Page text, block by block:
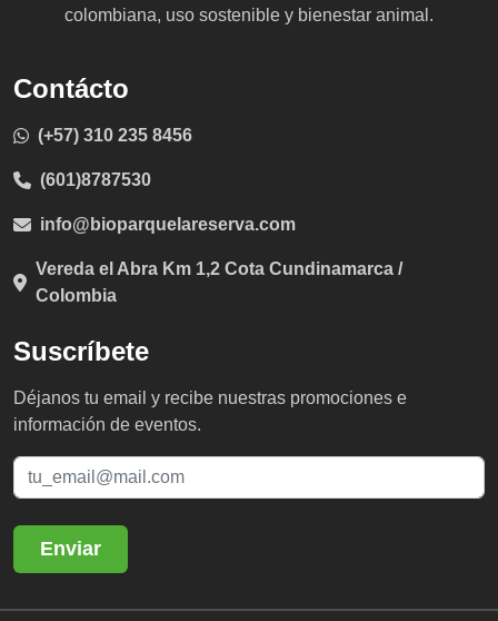
colombiana, uso sostenible y bienestar animal.
Contácto
(+57) 310 235 8456
(601)8787530
info@bioparquelareserva.com
Vereda el Abra Km 1,2 Cota Cundinamarca /
Colombia
Suscríbete
Déjanos tu email y recibe nuestras promociones e
información de eventos.